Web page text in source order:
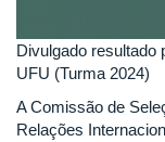
Divulgado resultado
UFU (Turma 2024)
A Comissão de
Relações